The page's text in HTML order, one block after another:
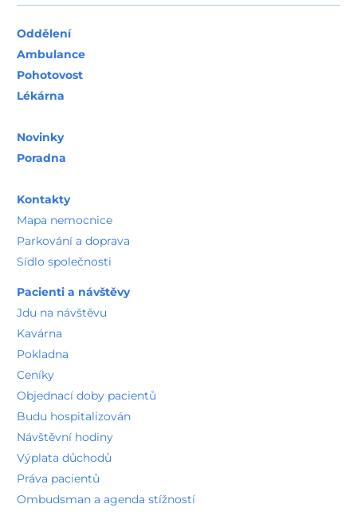
Oddělení
Ambulance
Pohotovost
Lékárna
Novinky
Poradna
Kontakty
Mapa nemocnice
Parkování a doprava
Sídlo společnosti
Pacienti a návštěvy
Jdu na návštěvu
Kavárna
Pokladna
Ceníky
Objednací doby pacientů
Budu hospitalizován
Návštěvní hodiny
Výplata důchodů
Práva pacientů
Ombudsman a agenda stížností